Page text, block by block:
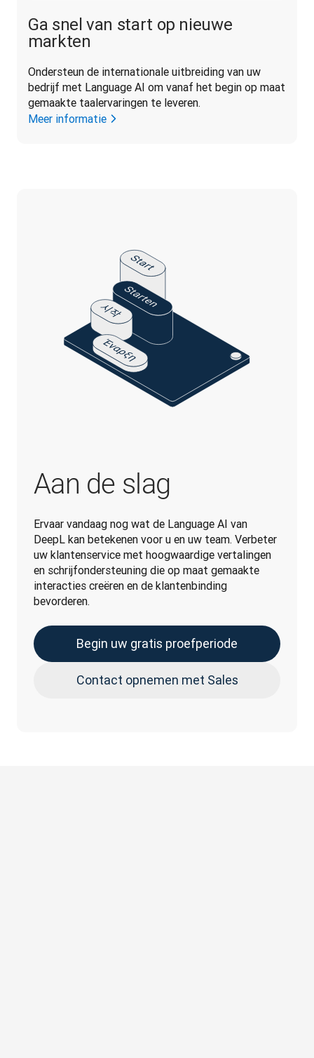
Ga snel van start op nieuwe
markten
Ondersteun de internationale uitbreiding van uw
bedrijf met Language AI om vanaf het begin op maat
gemaakte taalervaringen te leveren.
Meer informatie
Aan de slag
Ervaar vandaag nog wat de Language AI van
DeepL kan betekenen voor u en uw team. Verbeter
uw klantenservice met hoogwaardige vertalingen
en schrijfondersteuning die op maat gemaakte
interacties creëren en de klantenbinding
bevorderen.
Begin uw gratis proefperiode
Contact opnemen met Sales